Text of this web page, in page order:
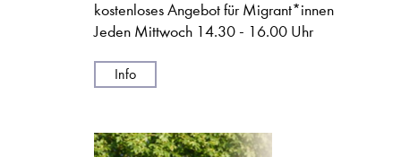
kostenloses Angebot für Migrant*innen
Jeden Mittwoch 14.30 - 16.00 Uhr
Info